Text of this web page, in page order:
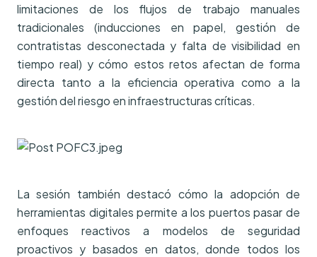
limitaciones de los flujos de trabajo manuales
tradicionales (inducciones en papel, gestión de
contratistas desconectada y falta de visibilidad en
tiempo real) y cómo estos retos afectan de forma
directa tanto a la eficiencia operativa como a la
gestión del riesgo en infraestructuras críticas.
La sesión también destacó cómo la adopción de
herramientas digitales permite a los puertos pasar de
enfoques reactivos a modelos de seguridad
proactivos y basados en datos, donde todos los